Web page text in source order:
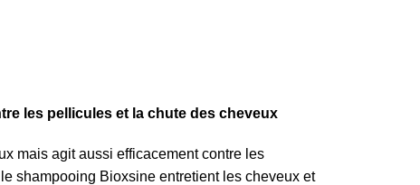
les pellicules et la chute des cheveux
mais agit aussi efficacement contre les
shampooing Bioxsine entretient les cheveux et